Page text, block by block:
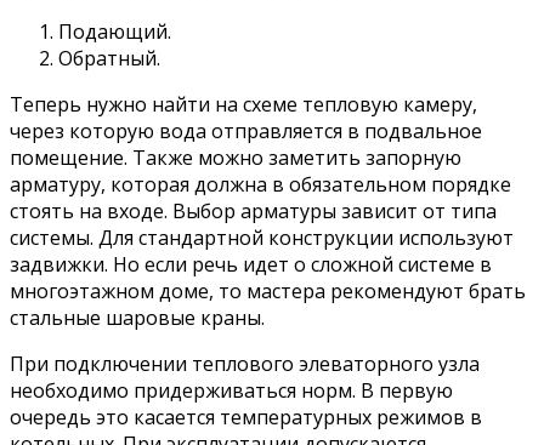
Подающий.
Обратный.
Теперь нужно найти на схеме тепловую камеру,
через которую вода отправляется в подвальное
помещение. Также можно заметить запорную
арматуру, которая должна в обязательном порядке
стоять на входе. Выбор арматуры зависит от типа
системы. Для стандартной конструкции используют
задвижки. Но если речь идет о сложной системе в
многоэтажном доме, то мастера рекомендуют брать
стальные шаровые краны.
При подключении теплового элеваторного узла
необходимо придерживаться норм. В первую
очередь это касается температурных режимов в